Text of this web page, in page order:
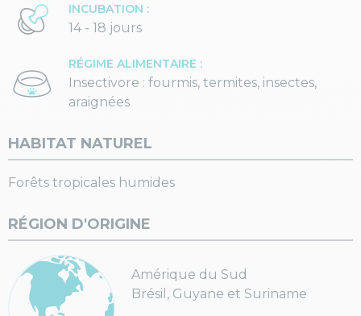
HABITAT NATUREL
Forêts tropicales humides
RÉGION D'ORIGINE
Amérique du Sud
Brésil, Guyane et Suriname
INCUBATION :
14 - 18 jours
RÉGIME ALIMENTAIRE :
Insectivore : fourmis, termites, insectes,
araignées